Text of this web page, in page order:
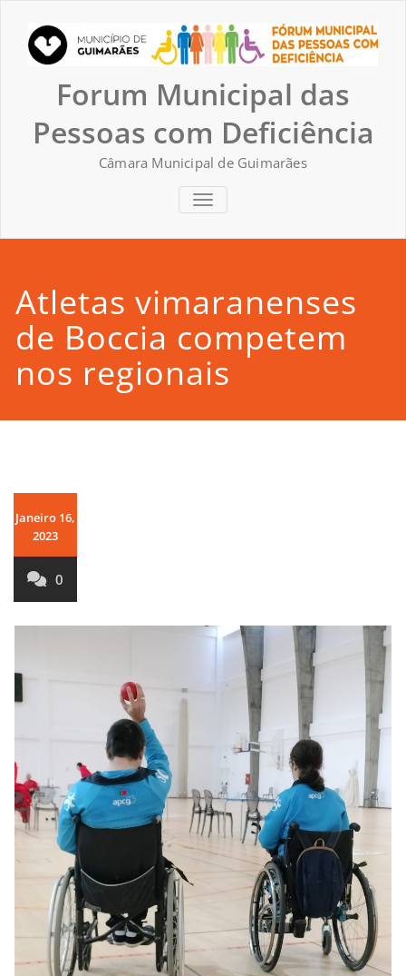
content
Forum Municipal das
Pessoas com Deficiência
Câmara Municipal de Guimarães
TOGGLE NAVIGATION
Atletas vimaranenses
de Boccia competem
nos regionais
Janeiro 16,
2023
0